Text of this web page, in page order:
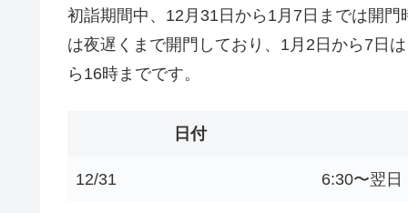
初詣期間中、12月31日から1月7日までは開
は夜遅くまで開門しており、1月2日から7日
ら16時までです。
日付
12/31 6:30〜翌日